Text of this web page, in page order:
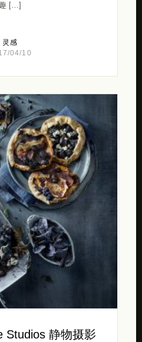
趣 […]
灵感
04/10
Studios 静物摄影